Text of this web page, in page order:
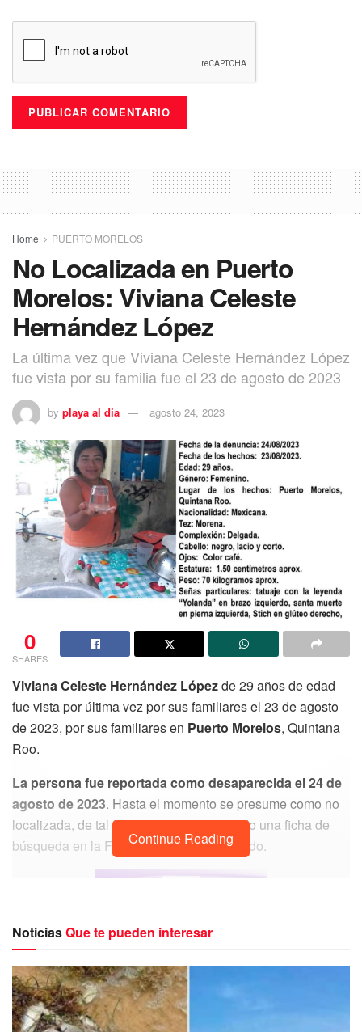
Home PUERTO MORELOS
No Localizada en Puerto
Morelos: Viviana Celeste
Hernández López
La última vez que Viviana Celeste Hernández López
fue vista por su familia fue el 23 de agosto de 2023
by playa al dia agosto 24, 2023
0
SHARES
Viviana Celeste Hernández Lópezde 29 años de edad
fue vista por última vez por sus familiares el 23 de agosto
de 2023, por sus familiares en Puerto Morelos, Quintana
Roo.
La persona fue reportada como desaparecida el 24 de
agosto de 2023. Hasta el momento se presume como no
localizada, de tal forma que se ha activado una ficha de
búsqueda en la Fiscalía General del Estado.
Continue Reading
NoticiasQue te pueden interesar